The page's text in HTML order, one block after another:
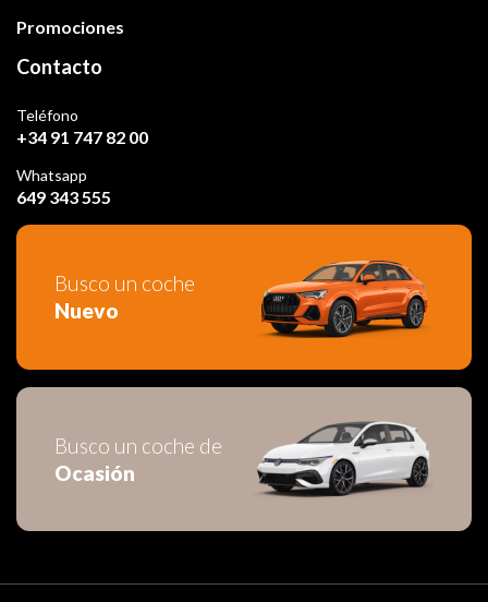
Promociones
Contacto
Teléfono
+34 91 747 82 00
Whatsapp
649 343 555
Busco un coche
Nuevo
Busco un coche de
Ocasión